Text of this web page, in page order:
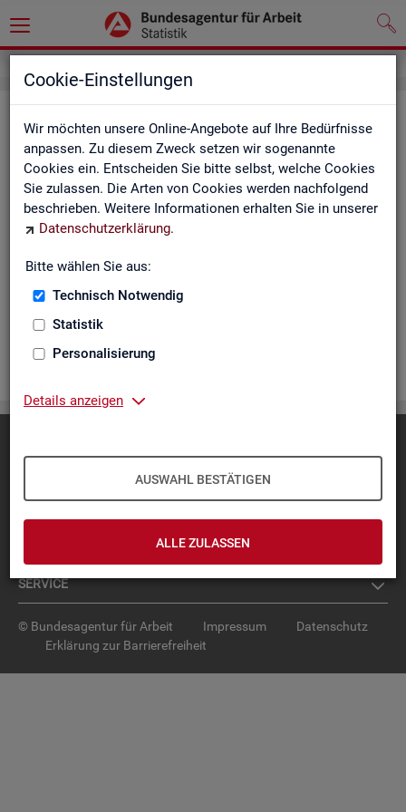
Cookie-Einstellungen
Wir möchten unsere Online-Angebote auf Ihre Bedürfnisse
anpassen. Zu diesem Zweck setzen wir sogenannte
Cookies ein. Entscheiden Sie bitte selbst, welche Cookies
Sie zulassen. Die Arten von Cookies werden nachfolgend
beschrieben. Weitere Informationen erhalten Sie in unserer
Datenschutzerklärung.
Bitte wählen Sie aus:
Technisch Notwendig
Statistik
Personalisierung
Details anzeigen
AUSWAHL BESTÄTIGEN
ALLE ZULASSEN
Ge­mein­de­da­ten der so­zi­al­ver­si­che­
rungs­pflich­tig Be­schäf­tig­ten nach
Wohn- und Ar­beits­ort - Deutsch­
land, Län­der, Krei­se und Ge­mein­den
(Jah­res­zah­len)
Die Ta­bel­len er­schei­nen jähr­lich und ent­hal­ten In­for­ma­tio­nen
über Be­stand, Ar­beits­ort, Wohn­ort, Ge­schlecht, Äl­te­re, Aus­
Be­trie­be / Be­triebs­grö­ße, Pend­ler und wei­te­re Merk­ma­le.
SER­VICE
© Bundesagentur für Arbeit Impressum
Datenschutz
Erklärung zur Barrierefreiheit